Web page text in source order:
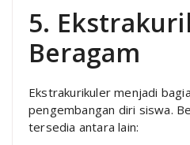
5.
Beragam
Ekstrakurikuler menjadi
pengembangan diri siswa.
tersedia antara lain: